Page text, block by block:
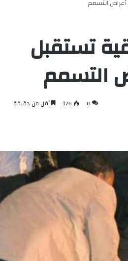
تستقبل
0
176 أقل من دقيقة